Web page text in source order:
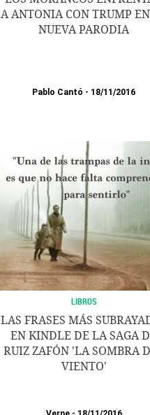
A ANTONIA CON TRUMP
NUEVA PARODIA
Pablo Cantó 18/11/2016
LIBROS
LAS FRASES MÁS
EN KINDLE DE LA SAGA
RUIZ ZAFÓN 'LA SOMBRA
VIENTO'